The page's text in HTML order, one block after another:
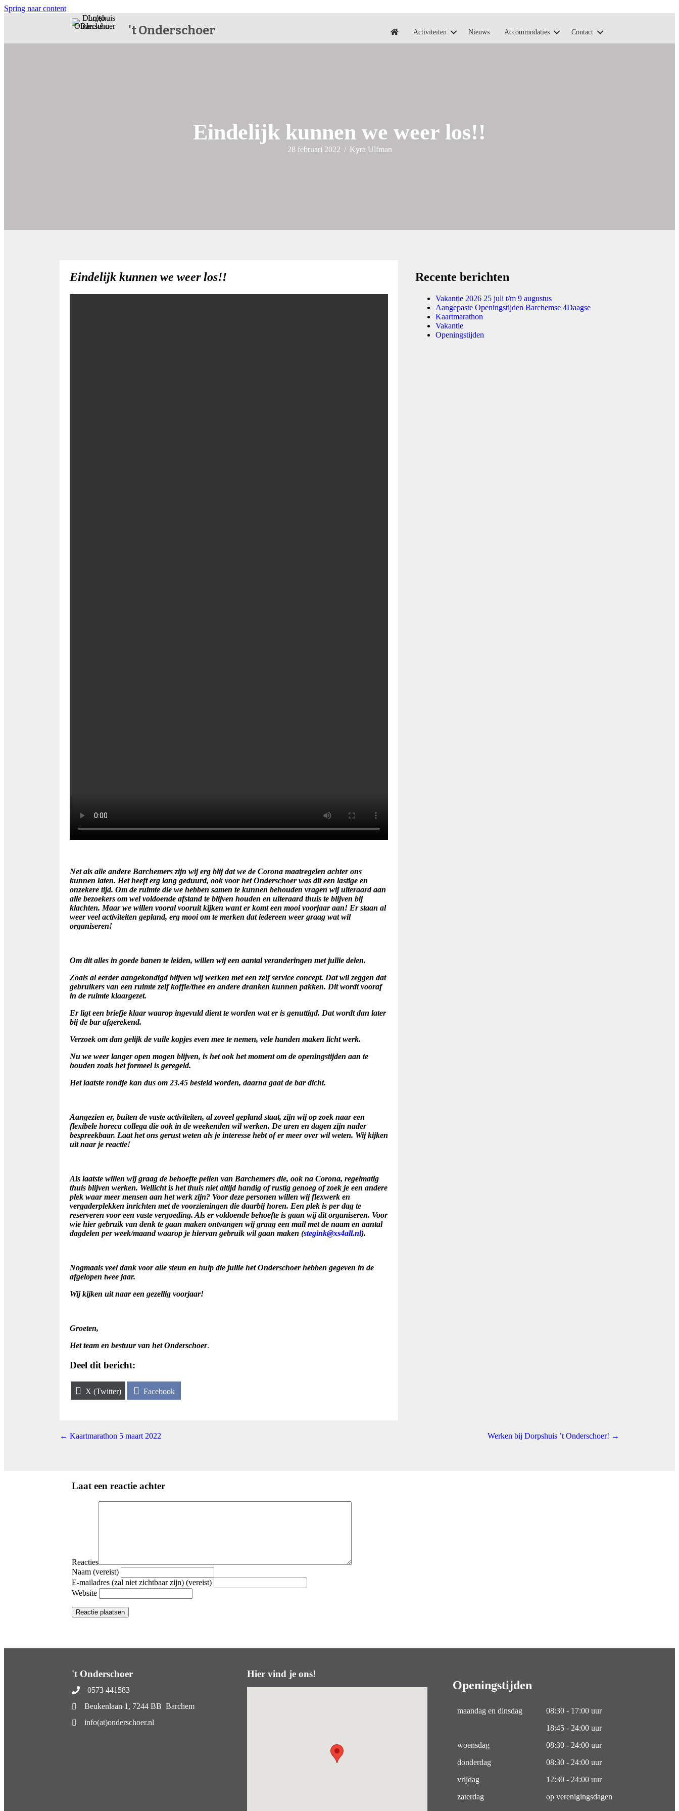
Spring naar content
't Onderschoer Activiteiten Nieuws Accommodaties Contact
Eindelijk kunnen we weer los!!
28 februari 2022 / Kyra Ulfman
Eindelijk kunnen we weer los!!
Net als alle andere Barchemers zijn wij erg blij dat we de Corona maatregelen achter ons
kunnen laten. Het heeft erg lang geduurd, ook voor het Onderschoer was dit een lastige en
onzekere tijd. Om de ruimte die we hebben samen te kunnen behouden vragen wij uiteraard aan
alle bezoekers om wel voldoende afstand te blijven houden en uiteraard thuis te blijven bij
klachten. Maar we willen vooral vooruit kijken want er komt een mooi voorjaar aan! Er staan al
weer veel activiteiten gepland, erg mooi om te merken dat iedereen weer graag wat wil
organiseren!
Om dit alles in goede banen te leiden, willen wij een aantal veranderingen met jullie delen.
Zoals al eerder aangekondigd blijven wij werken met een zelf service concept. Dat wil zeggen dat
gebruikers van een ruimte zelf koffie/thee en andere dranken kunnen pakken. Dit wordt vooraf
in de ruimte klaargezet.
Er ligt een briefje klaar waarop ingevuld dient te worden wat er is genuttigd. Dat wordt dan later
bij de bar afgerekend.
Verzoek om dan gelijk de vuile kopjes even mee te nemen, vele handen maken licht werk.
Nu we weer langer open mogen blijven, is het ook het moment om de openingstijden aan te
houden zoals het formeel is geregeld.
Het laatste rondje kan dus om 23.45 besteld worden, daarna gaat de bar dicht.
Aangezien er, buiten de vaste activiteiten, al zoveel gepland staat, zijn wij op zoek naar een
flexibele horeca collega die ook in de weekenden wil werken. De uren en dagen zijn nader
bespreekbaar. Laat het ons gerust weten als je interesse hebt of er meer over wil weten. Wij kijken
uit naar je reactie!
Als laatste willen wij graag de behoefte peilen van Barchemers die, ook na Corona, regelmatig
thuis blijven werken. Wellicht is het thuis niet altijd handig of rustig genoeg of zoek je een andere
plek waar meer mensen aan het werk zijn? Voor deze personen willen wij flexwerk en
vergaderplekken inrichten met de voorzieningen die daarbij horen. Een plek is per dag te
reserveren voor een vaste vergoeding. Als er voldoende behoefte is gaan wij dit organiseren. Voor
wie hier gebruik van denk te gaan maken ontvangen wij graag een mail met de naam en aantal
dagdelen per week/maand waarop je hiervan gebruik wil gaan maken (stegink@xs4all.nl).
Nogmaals veel dank voor alle steun en hulp die jullie het Onderschoer hebben gegeven in de
afgelopen twee jaar.
Wij kijken uit naar een gezellig voorjaar!
Groeten,
Het team en bestuur van het Onderschoer.
Deel dit bericht:
Share
on
X (Twitter)
Share
on
Facebook
Recente berichten
Vakantie 2026 25 juli t/m 9 augustus
Aangepaste Openingstijden Barchemse 4Daagse
Kaartmarathon
Vakantie
Openingstijden
Posts
← Kaartmarathon 5 maart 2022 Werken bij Dorpshuis ’t Onderschoer! →
Laat een reactie achter
Reacties
Naam (vereist)
E-mailadres (zal niet zichtbaar zijn) (vereist)
Website
't Onderschoer
0573 441583
Beukenlaan 1, 7244 BB Barchem
info(at)onderschoer.nl
Hier vind je ons!
Openingstijden
maandag en dinsdag
08:30 - 17:00 uur
18:45 - 24:00 uur
woensdag
08:30 - 24:00 uur
donderdag
08:30 - 24:00 uur
vrijdag
12:30 - 24:00 uur
zaterdag
op verenigingsdagen